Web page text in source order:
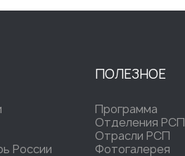
России
ПОЛЕЗНОЕ
Программа
Отделения РСП
Отрасли РСП
Фотогалерея